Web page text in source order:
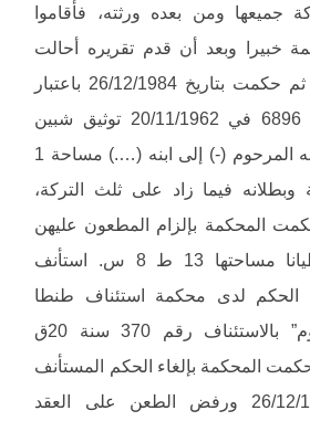
جميعها ومن بعده ورثته، فأقاموا
خبيرا وبعد أن قدم تقريره أحالت
الدعوى إلى التحقيق ثم حكمت بتاريخ 26/12/1984 باعتبار
العقد المسجل برقم 6896 في 20/11/1962 توثيق شبين
الكوم الذي باع بموجبه المرحوم (-) إلى ابنه (….) مساحة 1
وبطلانه فيما زاد على ثلث التركة،
25/3/1987 حكمت المحكمة بإلزام المطعون عليهن
بتسليم الطاعنين أطيانا مساحتها 13 ط 8 س. استأنف
الحكم لدى محكمة استئناف طنطا
“مأمورية شبين الكوم” بالاستئناف رقم 370 سنة 20ق
21/12/1988 حكمت المحكمة بإلغاء الحكم المستأنف
الصادر بجلسة 26/12/1984 ورفض الطعن على العقد